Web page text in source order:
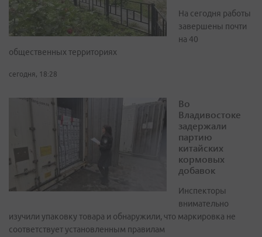
На сегодня работы
завершены почти
на 40
общественных территориях
сегодня, 18:28
Во
Владивостоке
задержали
партию
китайских
кормовых
добавок
Инспекторы
внимательно
изучили упаковку товара и обнаружили, что маркировка не
соответствует установленным правилам